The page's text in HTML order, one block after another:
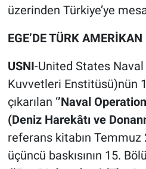
üzerinden Türkiye’ye
EGE’DE TÜRK
USNI-United States
Kuvvetleri Enstitüsü)nün
çıkarılan ‘’Naval
(Deniz Harekâtı ve
referans kitabın Temmuz
üçüncü baskısının 15.